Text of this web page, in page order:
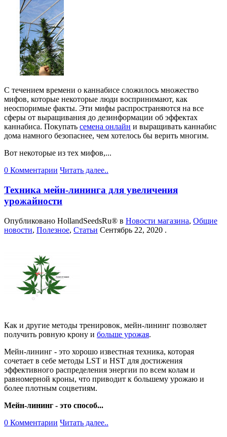
С течением времени о каннабисе сложилось множество
мифов, которые некоторые люди воспринимают, как
неоспоримые факты. Эти мифы распространяются на все
сферы от выращивания до дезинформации об эффектах
каннабиса. Покупать семена онлайн и выращивать каннабис
дома намного безопаснее, чем хотелось бы верить многим.
Вот некоторые из тех мифов,...
0 Комментарии Читать далее..
Техника мейн-лининга для увеличения
урожайности
Опубликовано HollandSeedsRu® в Новости магазина, Общие
новости, Полезное, Статьи Сентябрь 22, 2020 .
Как и другие методы тренировок, мейн-лининг позволяет
получить ровную крону и больше урожая.
Мейн-лининг - это хорошо известная техника, которая
сочетает в себе методы LST и HST для достижения
эффективного распределения энергии по всем колам и
равномерной кроны, что приводит к большему урожаю и
более плотным соцветиям.
Мейн-лининг - это способ...
0 Комментарии Читать далее..